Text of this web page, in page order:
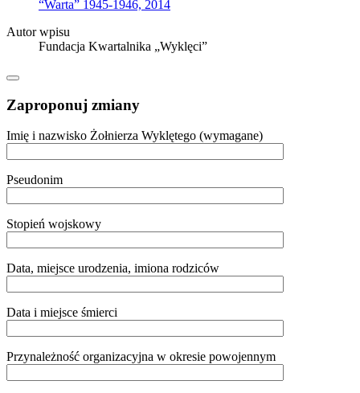
“Warta” 1945-1946, 2014
Autor wpisu
Fundacja Kwartalnika „Wyklęci”
Zaproponuj zmiany
Imię i nazwisko Żołnierza Wyklętego (wymagane)
Pseudonim
Stopień wojskowy
Data, miejsce urodzenia, imiona rodziców
Data i miejsce śmierci
Przynależność organizacyjna w okresie powojennym